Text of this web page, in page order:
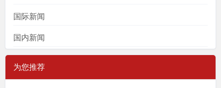
国际新闻
国内新闻
为您推荐